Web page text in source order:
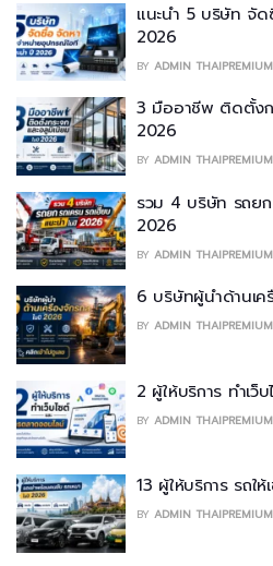
แนะนำ 5 บริษัท จั
2026
BY ADMIN
3 มืออาชีพ ติดตั้งก
2026
BY ADMIN
รวม 4 บริษัท รถยก
2026
BY ADMIN
6 บริษัทผู้นำด้านเ
BY ADMIN
2 ผู้ให้บริการ ทำเ
BY ADMIN
13 ผู้ให้บริการ รถใ
BY ADMIN